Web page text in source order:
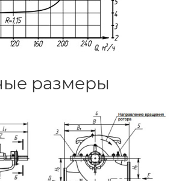
размеры